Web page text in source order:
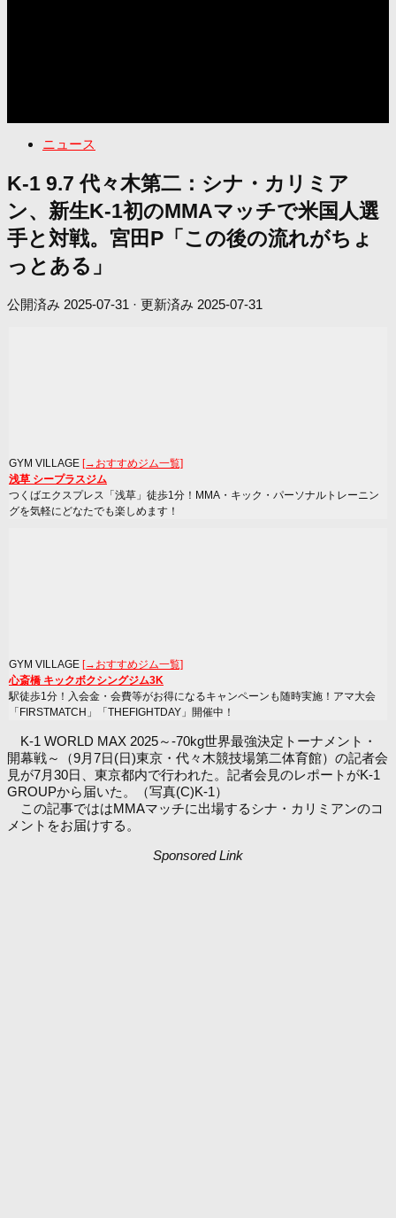
ニュース
K-1 9.7 代々木第二：シナ・カリミア
ン、新生K-1初のMMAマッチで米国人選
手と対戦。宮田P「この後の流れがちょ
っとある」
公開済み 2025-07-31 · 更新済み 2025-07-31
GYM VILLAGE [→おすすめジム一覧]
浅草 シープラスジム
つくばエクスプレス「浅草」徒歩1分！MMA・キック・パーソナルトレーニン
グを気軽にどなたでも楽しめます！
GYM VILLAGE [→おすすめジム一覧]
心斎橋 キックボクシングジム3K
駅徒歩1分！入会金・会費等がお得になるキャンペーンも随時実施！アマ大会
「FIRSTMATCH」「THEFIGHTDAY」開催中！
K-1 WORLD MAX 2025～-70kg世界最強決定トーナメント・
開幕戦～（9月7日(日)東京・代々木競技場第二体育館）の記者会
見が7月30日、東京都内で行われた。記者会見のレポートがK-1
GROUPから届いた。（写真(C)K-1）
この記事でははMMAマッチに出場するシナ・カリミアンのコ
メントをお届けする。
Sponsored Link